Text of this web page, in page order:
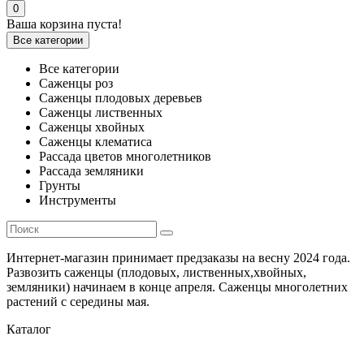
0
Ваша корзина пуста!
Все категории
Все категории
Саженцы роз
Саженцы плодовых деревьев
Саженцы лиственных
Саженцы хвойных
Саженцы клематиса
Рассада цветов многолетников
Рассада земляники
Грунты
Инструменты
Интернет-магазин принимает предзаказы на весну 2024 года.
Развозить саженцы (плодовых, лиственных,хвойных,
земляники) начинаем в конце апреля. Саженцы многолетних
растений с середины мая.
Каталог